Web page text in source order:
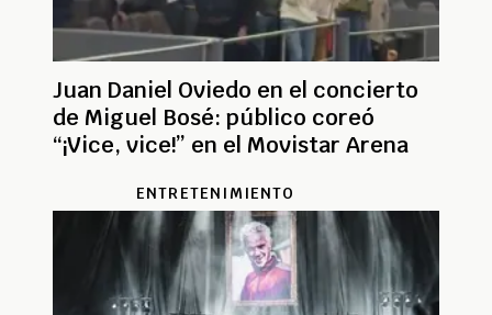
Juan Daniel Oviedo en el concierto
de Miguel Bosé: público coreó
“¡Vice, vice!” en el Movistar Arena
ENTRETENIMIENTO